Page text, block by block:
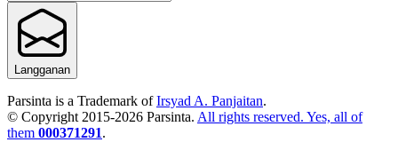
Langganan
Parsinta is a Trademark of Irsyad A. Panjaitan.
© Copyright 2015-2026 Parsinta. All rights reserved. Yes, all of
them 000371291.